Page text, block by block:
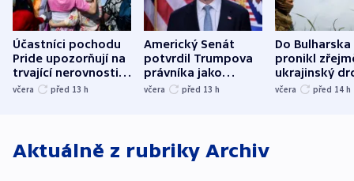
Účastníci pochodu
Pride upozorňují na
trvající nerovnosti i
společenskou
včera před 13 h
Americký Senát
potvrdil Trumpova
právníka jako
ministra
včera před 13 h
Do Bulharska
pronikl
ukrajinský
explodoval
včera před 14 h
Aktuálně z rubriky Archiv